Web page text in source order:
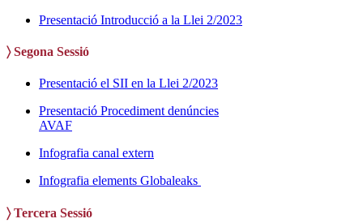
Presentació Introducció a la Llei 2/2023
〉 Segona Sessió
Presentació el SII en la Llei 2/2023
Presentació Procediment denúncies
AVAF
Infografia canal extern
Infografia elements Globaleaks
〉 Tercera Sessió